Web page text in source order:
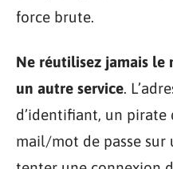
force brute.
Ne réutilisez jamais le
un autre service.
d’identifiant, un
mail/mot de passe sur